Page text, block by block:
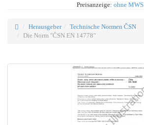
Preisanzeige: ohne MWS
Herausgeber
Technische Normen ČSN
Die Norm "ČSN EN 14778"